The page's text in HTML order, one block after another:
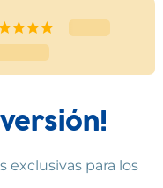
exclusivas para los